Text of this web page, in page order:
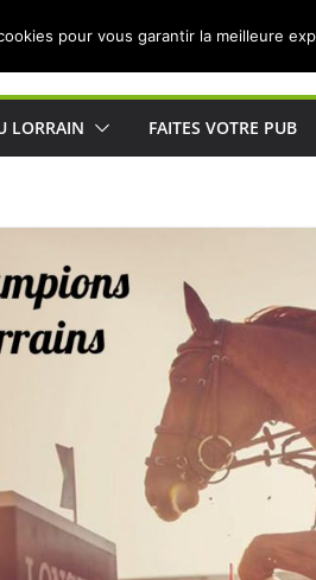
Lorraine pour les Lorrains
LORRAIN FAITES VOTRE PUB
pour vous garantir la meilleure